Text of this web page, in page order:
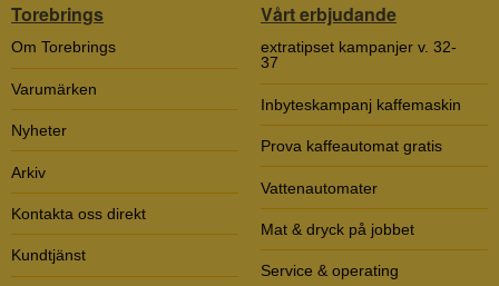
Torebrings
Om Torebrings
Varumärken
Nyheter
Arkiv
Kontakta oss direkt
Kundtjänst
Vårt erbjudande
extratipset kampanjer v. 32-
37
Inbyteskampanj kaffemaskin
Prova kaffeautomat gratis
Vattenautomater
Mat & dryck på jobbet
Service & operating